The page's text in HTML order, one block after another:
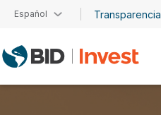
Pasar al contenido principal
Español Transparencia